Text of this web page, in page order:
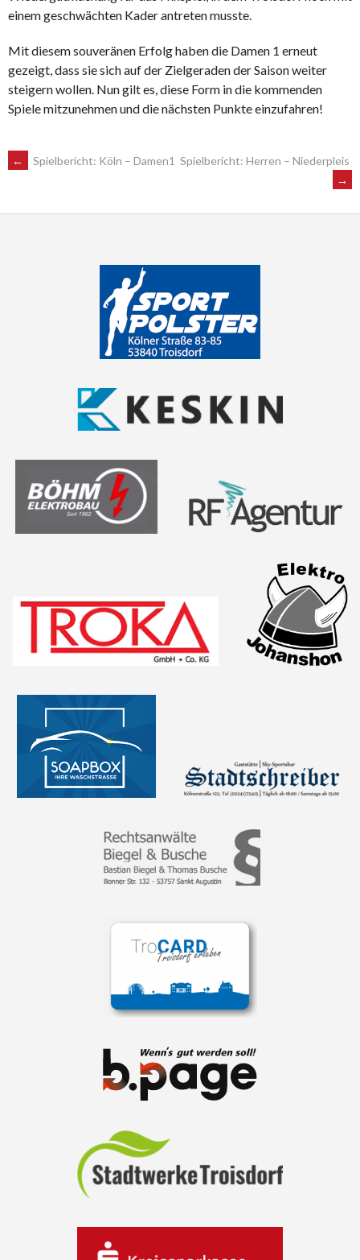
einem geschwächten Kader antreten musste.
Mit diesem souveränen Erfolg haben die Damen 1 erneut
gezeigt, dass sie sich auf der Zielgeraden der Saison weiter
steigern wollen. Nun gilt es, diese Form in die kommenden
Spiele mitzunehmen und die nächsten Punkte einzufahren!
POST
NAVIGATION
← Spielbericht: Köln – Damen1 Spielbericht: Herren – Niederpleis
→